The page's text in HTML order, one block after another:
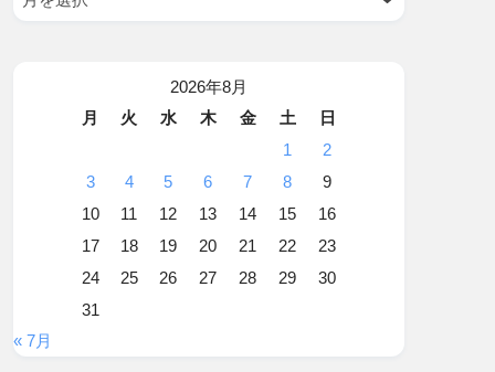
2026年8月
月
火 水 木 金 土
日
1
2
3
4 5 6 7 8
9
10
11 12 13 14 15
16
17
18 19 20 21 22
23
24
25 26 27 28 29
30
31
« 7月